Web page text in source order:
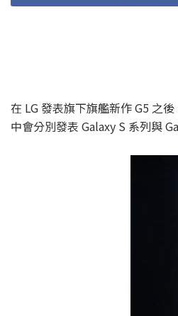
在 LG 發表旗下旗艦新作 G5 之
中會分別發表 Galaxy S 系列與